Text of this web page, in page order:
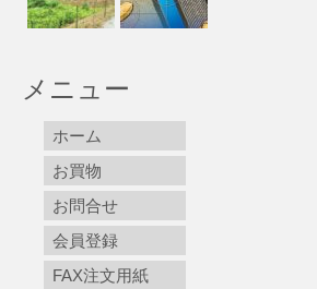
メニュー
ホーム
お買物
お問合せ
会員登録
FAX注文用紙